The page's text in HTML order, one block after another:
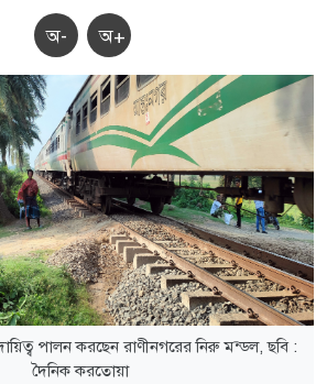
অ- অ+
পালন করছেন রাণীনগরের নিরু মন্ডল, ছবি :
দৈনিক করতোয়া